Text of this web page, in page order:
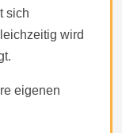
sich
wird
eigenen